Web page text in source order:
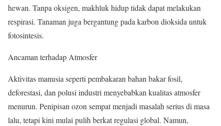
hewan. Tanpa oksigen, makhluk hidup tidak dapat melakukan
respirasi. Tanaman juga bergantung pada karbon dioksida untuk
fotosintesis.
Ancaman terhadap Atmosfer
Aktivitas manusia seperti pembakaran bahan bakar fosil,
deforestasi, dan polusi industri menyebabkan kualitas atmosfer
menurun. Penipisan ozon sempat menjadi masalah serius di masa
lalu, tetapi kini mulai pulih berkat regulasi global. Namun,